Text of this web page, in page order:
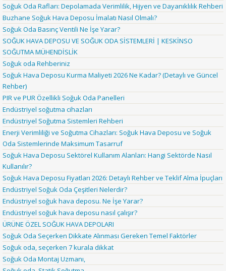
Soğuk Oda Rafları: Depolamada Verimlilik, Hijyen ve Dayanıklılık Rehberi
Buzhane Soğuk Hava Deposu İmalatı Nasıl Olmalı?
Soğuk Oda Basınç Ventili Ne İşe Yarar?
SOĞUK HAVA DEPOSU VE SOĞUK ODA SİSTEMLERİ | KESKİNSO
SOĞUTMA MÜHENDİSLİK
Soğuk oda Rehberiniz
Soğuk Hava Deposu Kurma Maliyeti 2026 Ne Kadar? (Detaylı ve Güncel
Rehber)
PIR ve PUR Özellikli Soğuk Oda Panelleri
Endüstriyel soğutma cihazları
Endüstriyel Soğutma Sistemleri Rehberi
Enerji Verimliliği ve Soğutma Cihazları: Soğuk Hava Deposu ve Soğuk
Oda Sistemlerinde Maksimum Tasarruf
Soğuk Hava Deposu Sektörel Kullanım Alanları: Hangi Sektörde Nasıl
Kullanılır?
Soğuk Hava Deposu Fiyatları 2026: Detaylı Rehber ve Teklif Alma İpuçları
Endüstriyel Soğuk Oda Çeşitleri Nelerdir?
Endüstriyel soğuk hava deposu. Ne İşe Yarar?
Endüstriyel soğuk hava deposu nasıl çalışır?
ÜRÜNE ÖZEL SOĞUK HAVA DEPOLARI
Soğuk Oda Seçerken Dikkate Alınması Gereken Temel Faktörler
Soğuk oda, seçerken 7 kurala dikkat
Soğuk Oda Montaj Uzmanı,